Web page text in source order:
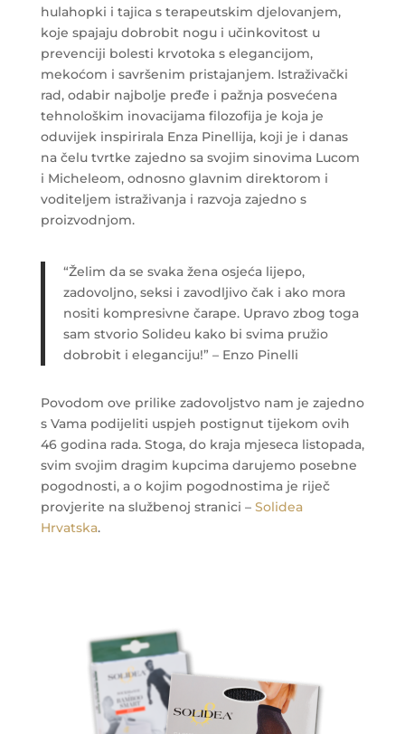
hulahopki i tajica s terapeutskim djelovanjem,
koje spajaju dobrobit nogu i učinkovitost u
prevenciji bolesti krvotoka s elegancijom,
mekoćom i savršenim pristajanjem. Istraživački
rad, odabir najbolje pređe i pažnja posvećena
tehnološkim inovacijama filozofija je koja je
oduvijek inspirirala Enza Pinellija, koji je i danas
na čelu tvrtke zajedno sa svojim sinovima Lucom
i Micheleom, odnosno glavnim direktorom i
voditeljem istraživanja i razvoja zajedno s
proizvodnjom.
“Želim da se svaka žena osjeća lijepo,
zadovoljno, seksi i zavodljivo čak i ako mora
nositi kompresivne čarape. Upravo zbog toga
sam stvorio Solideu kako bi svima pružio
dobrobit i eleganciju!” – Enzo Pinelli
Povodom ove prilike zadovoljstvo nam je zajedno
s Vama podijeliti uspjeh postignut tijekom ovih
46 godina rada. Stoga, do kraja mjeseca listopada,
svim svojim dragim kupcima darujemo posebne
pogodnosti, a o kojim pogodnostima je riječ
provjerite na službenoj stranici – Solidea
Hrvatska.